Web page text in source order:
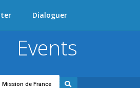
Dialoguer
Mission de France
Events